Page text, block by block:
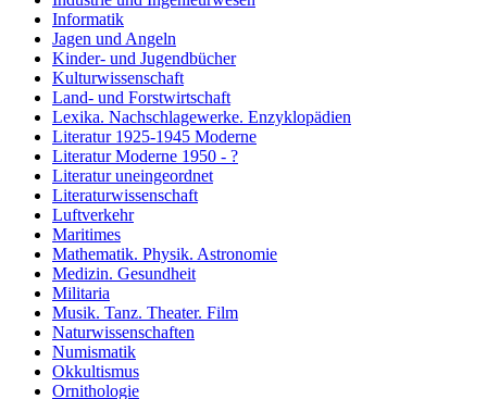
Informatik
Jagen und Angeln
Kinder- und Jugendbücher
Kulturwissenschaft
Land- und Forstwirtschaft
Lexika. Nachschlagewerke. Enzyklopädien
Literatur 1925-1945 Moderne
Literatur Moderne 1950 - ?
Literatur uneingeordnet
Literaturwissenschaft
Luftverkehr
Maritimes
Mathematik. Physik. Astronomie
Medizin. Gesundheit
Militaria
Musik. Tanz. Theater. Film
Naturwissenschaften
Numismatik
Okkultismus
Ornithologie